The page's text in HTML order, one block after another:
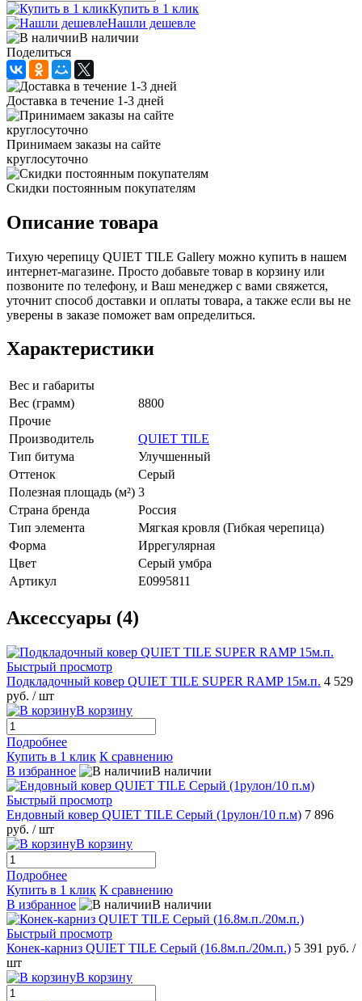
Купить в 1 клик
Нашли дешевле
В наличии
Поделиться
Доставка в течение 1-3 дней
Принимаем заказы на сайте
круглосуточно
Скидки постоянным покупателям
Описание товара
Тихую черепицу QUIET TILE Gallery можно купить в нашем
интернет-магазине. Просто добавьте товар в корзину или
позвоните по телефону, и Ваш менеджер с вами свяжется,
уточнит способ доставки и оплаты товара, а также если вы не
уверены в заказе поможет вам определиться.
Характеристики
Вес и габариты
Вес (грамм)
8800
Прочие
Производитель
QUIET TILE
Тип битума
Улучшенный
Оттенок
Серый
Полезная площадь (м²) 3
Страна бренда
Россия
Тип элемента
Мягкая кровля (Гибкая черепица)
Форма
Иррегулярная
Цвет
Серый умбра
Артикул
E0995811
Аксессуары (4)
Быстрый просмотр
Подкладочный ковер QUIET TILE SUPER RAMP 15м.п. 4 529
руб. / шт
В корзину
Подробнее
Купить в 1 клик К сравнению
В избранное
В наличии
Быстрый просмотр
Ендовный ковер QUIET TILE Серый (1рулон/10 п.м) 7 896
руб. / шт
В корзину
Подробнее
Купить в 1 клик К сравнению
В избранное
В наличии
Быстрый просмотр
Конек-карниз QUIET TILE Серый (16.8м.п./20м.п.) 5 391 руб. /
шт
В корзину